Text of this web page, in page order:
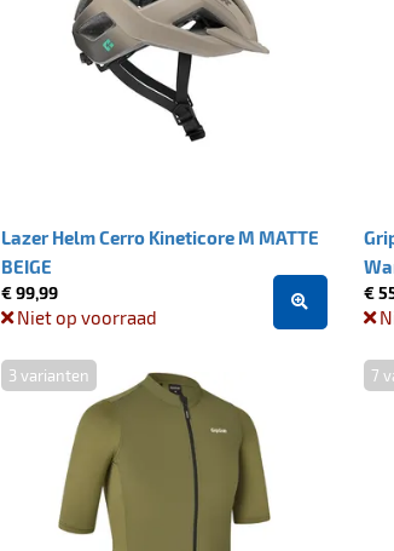
Lazer Helm Cerro Kineticore M MATTE
BEIGE
€ 99,99
Niet op voorraad
€
3 varianten 7